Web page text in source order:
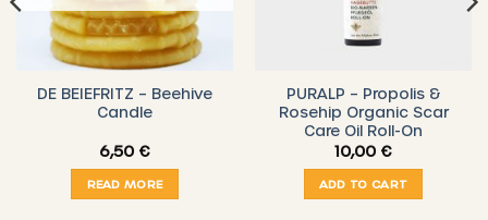
DE BEIEFRITZ – Beehive
Candle
6,50 €
READ MORE
PURALP – Propolis &
Rosehip Organic Scar
Care Oil Roll-On
10,00 €
ADD TO CART